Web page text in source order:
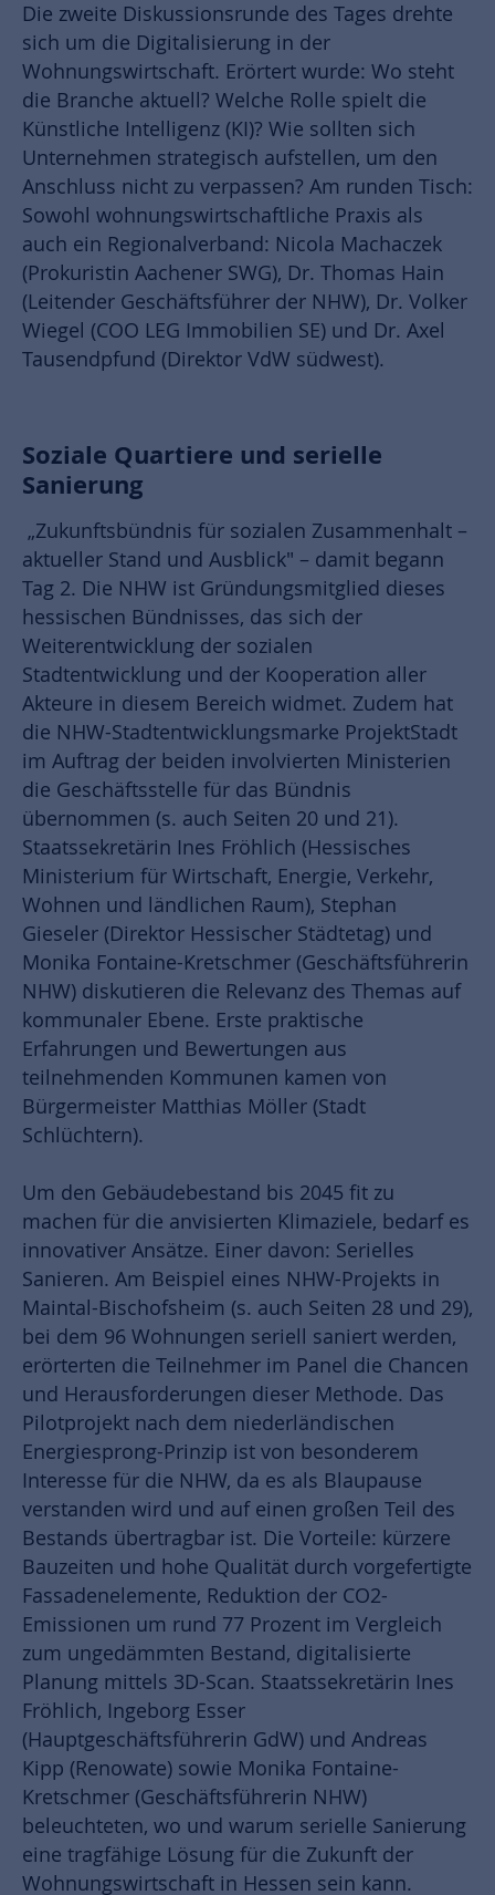
Die zweite Diskussionsrunde des Tages drehte
sich um die Digitalisierung in der
Wohnungswirtschaft. Erörtert wurde: Wo steht
die Branche aktuell? Welche Rolle spielt die
Künstliche Intelligenz (KI)? Wie sollten sich
Unternehmen strategisch aufstellen, um den
Anschluss nicht zu verpassen? Am runden Tisch:
Sowohl wohnungswirtschaftliche Praxis als
auch ein Regionalverband: Nicola Machaczek
(Prokuristin Aachener SWG), Dr. Thomas Hain
(Leitender Geschäftsführer der NHW), Dr. Volker
Wiegel (COO LEG Immobilien SE) und Dr. Axel
Tausendpfund (Direktor VdW südwest).
Soziale Quartiere und serielle
Sanierung
„Zukunftsbündnis für sozialen Zusammenhalt –
aktueller Stand und Ausblick" – damit begann
Tag 2. Die NHW ist Gründungsmitglied dieses
hessischen Bündnisses, das sich der
Weiterentwicklung der sozialen
Stadtentwicklung und der Kooperation aller
Akteure in diesem Bereich widmet. Zudem hat
die NHW-Stadtentwicklungsmarke ProjektStadt
im Auftrag der beiden involvierten Ministerien
die Geschäftsstelle für das Bündnis
übernommen (s. auch Seiten 20 und 21).
Staatssekretärin Ines Fröhlich (Hessisches
Ministerium für Wirtschaft, Energie, Verkehr,
Wohnen und ländlichen Raum), Stephan
Gieseler (Direktor Hessischer Städtetag) und
Monika Fontaine-Kretschmer (Geschäftsführerin
NHW) diskutieren die Relevanz des Themas auf
kommunaler Ebene. Erste praktische
Erfahrungen und Bewertungen aus
teilnehmenden Kommunen kamen von
Bürgermeister Matthias Möller (Stadt
Schlüchtern).
Um den Gebäudebestand bis 2045 fit zu
machen für die anvisierten Klimaziele, bedarf es
innovativer Ansätze. Einer davon: Serielles
Sanieren. Am Beispiel eines NHW-Projekts in
Maintal-Bischofsheim (s. auch Seiten 28 und 29),
bei dem 96 Wohnungen seriell saniert werden,
erörterten die Teilnehmer im Panel die Chancen
und Herausforderungen dieser Methode. Das
Pilotprojekt nach dem niederländischen
Energiesprong-Prinzip ist von besonderem
Interesse für die NHW, da es als Blaupause
verstanden wird und auf einen großen Teil des
Bestands übertragbar ist. Die Vorteile: kürzere
Bauzeiten und hohe Qualität durch vorgefertigte
Fassadenelemente, Reduktion der CO2-
Emissionen um rund 77 Prozent im Vergleich
zum ungedämmten Bestand, digitalisierte
Planung mittels 3D-Scan. Staatssekretärin Ines
Fröhlich, Ingeborg Esser
(Hauptgeschäftsführerin GdW) und Andreas
Kipp (Renowate) sowie Monika Fontaine-
Kretschmer (Geschäftsführerin NHW)
beleuchteten, wo und warum serielle Sanierung
eine tragfähige Lösung für die Zukunft der
Wohnungswirtschaft in Hessen sein kann.